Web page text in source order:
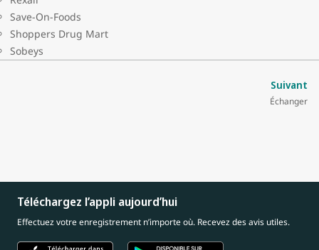
Save-On-Foods
Shoppers Drug Mart
Sobeys
Suivant
Échanger
Téléchargez l’appli aujourd’hui
Effectuez votre enregistrement n’importe où. Recevez des avis utiles.